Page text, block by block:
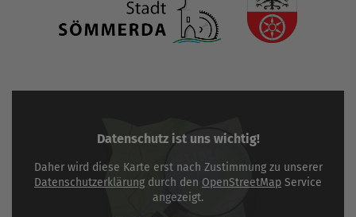
Datenschutz ist uns wichtig!
Daher wird diese Karte erst nach Zustimmung zu unserer
Datenschutzerklärung durch den OpenStreetMap Service
angezeigt.